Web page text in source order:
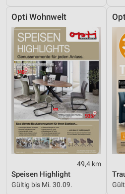
Opti Wohnwelt
49,4 km
Speisen Highlight
Gültig bis Mi. 30.09.